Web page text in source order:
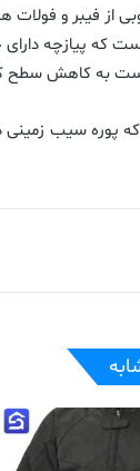
از فیبر و فولات
که پیازچه
به کاهش سطح
که پوره سیب